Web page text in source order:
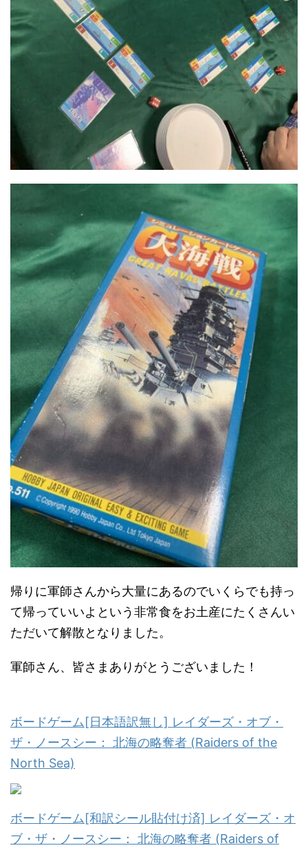
帰りに軍師さんから大量にあるのでいくらでも持っ
て帰っていいよという非常食をお土産にたくさんい
ただいて解散となりました。
軍師さん、皆さまありがとうございました！
ボードゲーム[日本語訳無し] レイダーズ・オブ・
ザ・ノースシー： 北海の略奪者 (Raiders of the
North Sea)
ボードゲーム[和訳シール貼付け済] レイダーズ・オ
ブ・ザ・ノースシー： 北海の略奪者 (Raiders of